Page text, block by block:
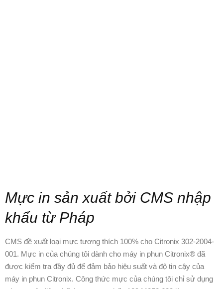
Mực in sản xuất bởi CMS nhập
khẩu từ Pháp
CMS đề xuất loại mực tương thích 100% cho Citronix 302-2004-
001. Mực in của chúng tôi dành cho máy in phun Citronix® đã
được kiểm tra đầy đủ để đảm bảo hiệu suất và độ tin cậy của
máy in phun Citronix. Công thức mực của chúng tôi chỉ sử dụng